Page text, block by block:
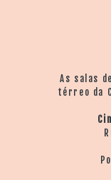
As salas
térreo da